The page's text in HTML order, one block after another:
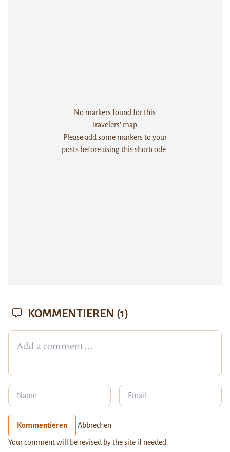
No markers found for this
Travelers' map.
Please add some markers to your
posts before using this shortcode.
KOMMENTIEREN (1)
Kommentieren Abbrechen
Your comment will be revised by the site if needed.